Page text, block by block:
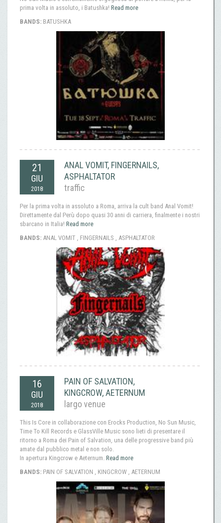
prima volta in assoluto, i Batushka! Read more
BANDS: BATUSHKA
21
GIU
2018
ANAL VOMIT, FINGERNAILS,
ASPHALTATOR
traffic
Per la prima volta in assoluto a Roma, arriva la cult band Anal Vomit!
Direttamente dal Perù dopo quasi 30 anni di carriera, finalmente i nostri
sbarcano in Italia! Read more
BANDS: ANAL VOMIT , FINGERNAILS , ASPHALTATOR
16
GIU
2018
PAIN OF SALVATION,
KINGCROW, AETERNUM
largo venue
This Is Core in collaborazione con Erocks Production, No Sun Music,
Time To Kill Records e GlassVille Music sono lieti di presentare il
ritorno a Roma dei Pain of Salvation, una delle progressive band più
amate dal pubblico metal e non solo.
In apertura Kingcrow e Aeternum. Read more
BANDS: PAIN OF SALVATION , KINGCROW , AETERNUM